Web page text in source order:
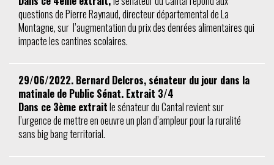
questions de Pierre Raynaud, directeur départemental de La
Montagne, sur l’augmentation du prix des denrées alimentaires qui
impacte les cantines scolaires.
29/06/2022. Bernard Delcros, sénateur du jour dans la
matinale de Public Sénat. Extrait 3/4
Dans ce 3ème extraitle sénateur du Cantal revient sur
l’urgence de mettre en oeuvre un plan d’ampleur pour la ruralité
sans big bang territorial.